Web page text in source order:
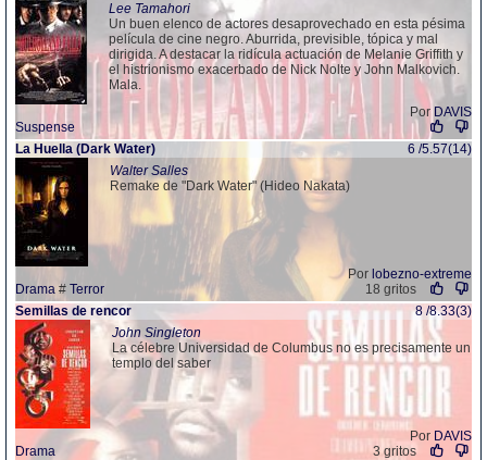
Lee Tamahori
Un buen elenco de actores desaprovechado en esta pésima
película de cine negro. Aburrida, previsible, tópica y mal
dirigida. A destacar la ridícula actuación de Melanie Griffith y
el histrionismo exacerbado de Nick Nolte y John Malkovich.
Mala.
Por DAVIS
Suspense
La Huella (Dark Water)
6 /5.57(14)
Walter Salles
Remake de "Dark Water" (Hideo Nakata)
Por lobezno-extreme
Drama # Terror
18 gritos
Semillas de rencor
8 /8.33(3)
John Singleton
La célebre Universidad de Columbus no es precisamente un
templo del saber
Por DAVIS
Drama
3 gritos